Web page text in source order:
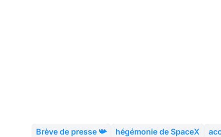
Brève de presse 📯 hégémonie de SpaceX